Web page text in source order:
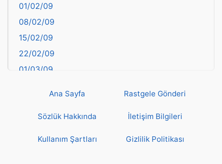
Bilecik
Bingöl
Bitlis
Bolu
Burdur
Çankırı
Çorum
01/02/09
08/02/09
15/02/09
22/02/09
01/03/09
22/03/09
Ana Sayfa Rastgele Gönderi
Sözlük Hakkında İletişim Bilgileri
Kullanım Şartları Gizlilik Politikası